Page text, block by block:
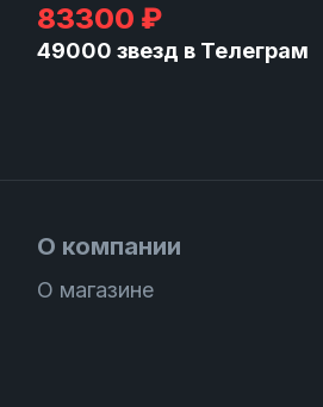
83300 ₽
49000 звезд в Телеграм
О компании
О магазине